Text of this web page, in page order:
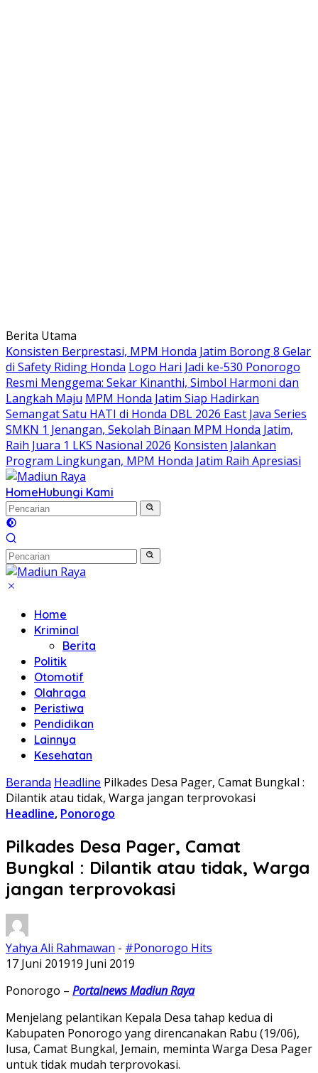
Langsung
ke
konten
Berita Utama
Konsisten Berprestasi, MPM Honda Jatim Borong 8 Gelar
di Safety Riding Honda Logo Hari Jadi ke-530 Ponorogo
Resmi Menggema: Sekar Kinanthi, Simbol Harmoni dan
Langkah Maju MPM Honda Jatim Siap Hadirkan
Semangat Satu HATI di Honda DBL 2026 East Java Series
SMKN 1 Jenangan, Sekolah Binaan MPM Honda Jatim,
Raih Juara 1 LKS Nasional 2026 Konsisten Jalankan
Program Lingkungan, MPM Honda Jatim Raih Apresiasi
HomeHubungi Kami
Home
Kriminal
Berita
Politik
Otomotif
Olahraga
Peristiwa
Pendidikan
Lainnya
Kesehatan
Beranda Headline Pilkades Desa Pager, Camat Bungkal :
Dilantik atau tidak, Warga jangan terprovokasi
Headline, Ponorogo
Pilkades Desa Pager, Camat
Bungkal : Dilantik atau tidak, Warga
jangan terprovokasi
Yahya Ali Rahmawan - #Ponorogo Hits
17 Juni 201919 Juni 2019
Ponorogo – Portalnews Madiun Raya
Menjelang pelantikan Kepala Desa tahap kedua di
Kabupaten Ponorogo yang direncanakan Rabu (19/06),
lusa, Camat Bungkal, Jemain, meminta Warga Desa Pager
untuk tidak mudah terprovokasi.